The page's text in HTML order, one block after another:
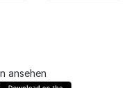
ansehen